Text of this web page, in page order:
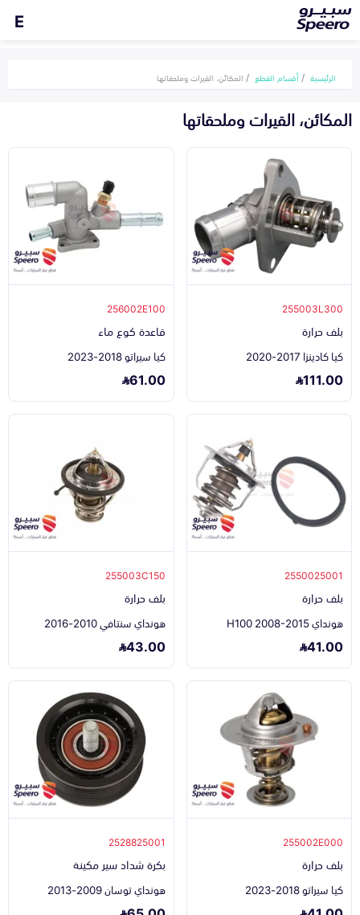
E
الرئيسية أقسام القطع المكائن، القيرات وملحقاتها
المكائن، القيرات وملحقاتها
255003L300
بلف حرارة
كيا كادينزا 2017-2020
111.00
256002E100
قاعدة كوع ماء
كيا سيراتو 2018-2023
61.00
2550025001
بلف حرارة
هونداي H100 2008-2015
41.00
255003C150
بلف حرارة
هونداي سنتافي 2010-2016
43.00
255002E000
بلف حرارة
كيا سيراتو 2018-2023
2528825001
بكرة شداد سير مكينة
هونداي توسان 2009-2013